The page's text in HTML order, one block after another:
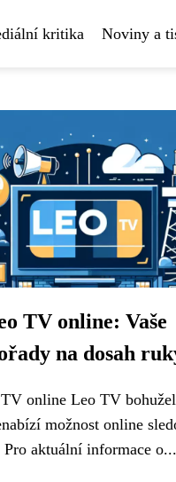
kritika Noviny a
TV online: Vaše
na dosah
online Leo TV bohužel
možnost online
aktuální informace o...